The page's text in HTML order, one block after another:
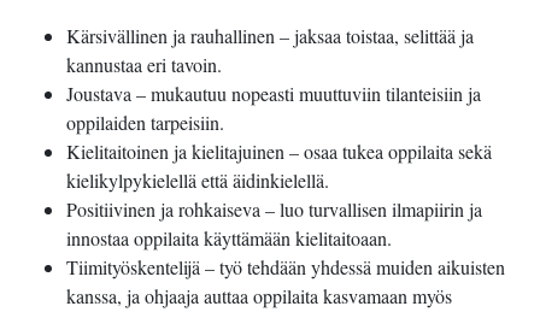
Kärsivällinen ja rauhallinen – jaksaa toistaa, selittää ja
kannustaa eri tavoin.
Joustava – mukautuu nopeasti muuttuviin tilanteisiin ja
oppilaiden tarpeisiin.
Kielitaitoinen ja kielitajuinen – osaa tukea oppilaita sekä
kielikylpykielellä että äidinkielellä.
Positiivinen ja rohkaiseva – luo turvallisen ilmapiirin ja
innostaa oppilaita käyttämään kielitaitoaan.
Tiimityöskentelijä – työ tehdään yhdessä muiden aikuisten
kanssa, ja ohjaaja auttaa oppilaita kasvamaan myös